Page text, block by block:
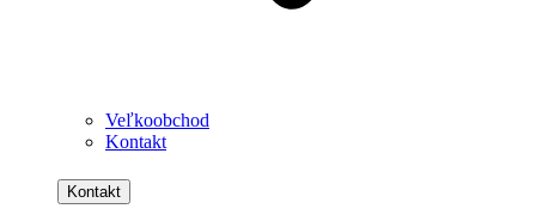
Veľkoobchod
Kontakt
Kontakt